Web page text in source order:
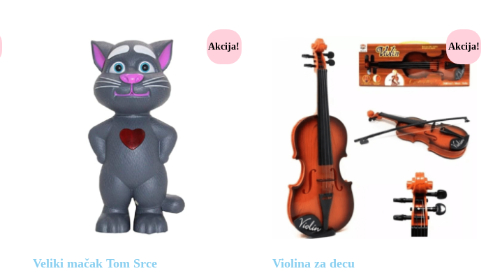
Akcija!
Veliki mačak Tom Srce
Akcija!
Violina za decu